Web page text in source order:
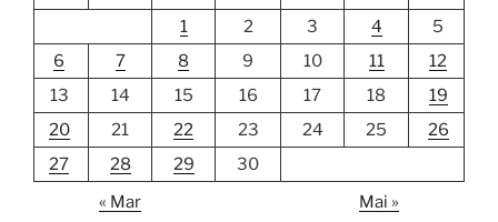
1
2 3 4
5
6
7 8 9 10 11
12
13
14 15 16 17 18
19
20
21 22 23 24 25
26
27
28 29
30
« Mar
Mai »